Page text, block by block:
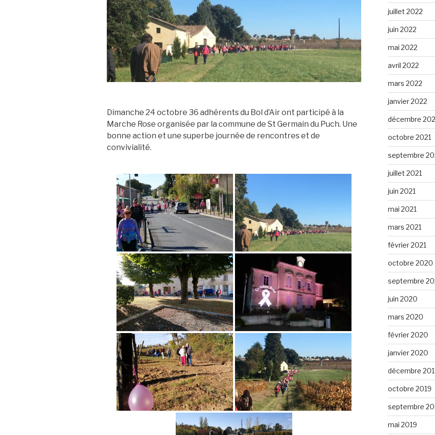
Dimanche 24 octobre 36 adhérents du Bol d’Air ont participé à la
Marche Rose organisée par la commune de St Germain du Puch. Une
bonne action et une superbe journée de rencontres et de
convivialité.
juillet 2022
juin 2022
mai 2022
avril 2022
mars 2022
janvier 2022
décembre
octobre 2021
septembre
juillet 2021
juin 2021
mai 2021
mars 2021
février 2021
octobre 2020
septembre
juin 2020
mars 2020
février 2020
janvier 2020
décembre
octobre 2019
septembre
mai 2019